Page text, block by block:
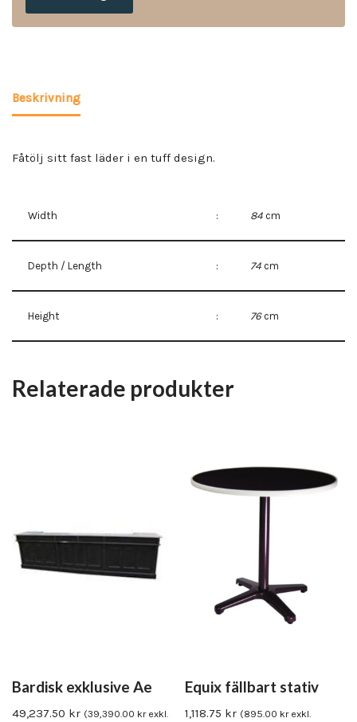
Beskrivning
Fåtölj sitt fast läder i en tuff design.
Width : 84 cm
Depth / Length : 74 cm
Height : 76cm
Relaterade produkter
Bardisk exklusive Ae
49,237.50 kr (39,390.00 krexkl.
Equix fällbart stativ
1,118.75 kr (895.00 krexkl.